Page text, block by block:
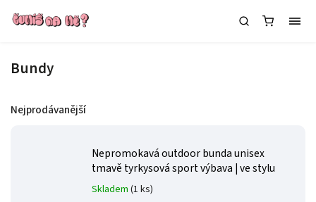
Bundy
Nejprodávanější
Nepromokavá outdoor bunda unisex
tmavě tyrkysovásport výbava | ve stylu
Skladem (1 ks)